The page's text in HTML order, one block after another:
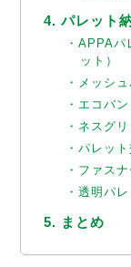
4. パレット
・APPA
ット）
・メッシ
・エコバン
・ネスグ
・パレッ
・ファス
・透明パ
5. まとめ